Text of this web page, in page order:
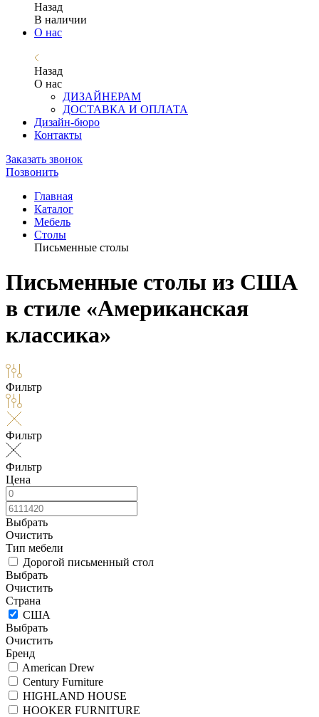
Назад
В наличии
О нас
Назад
О нас
ДИЗАЙНЕРАМ
ДОСТАВКА И ОПЛАТА
Дизайн-бюро
Контакты
Заказать звонок
Позвонить
Главная
Каталог
Мебель
Столы
Письменные столы
Письменные столы из США
в стиле «Американская
классика»
Фильтр
Фильтр
Фильтр
Цена
Выбрать
Очистить
Тип мебели
Дорогой письменный стол
Выбрать
Очистить
Страна
США
Выбрать
Очистить
Бренд
American Drew
Century Furniture
HIGHLAND HOUSE
HOOKER FURNITURE